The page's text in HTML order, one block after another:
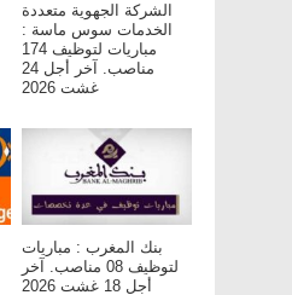
الشركة الجهوية متعددة
الخدمات سوس ماسة :
مباريات لتوظيف 174
مناصب. آخر أجل 24
غشت 2026
بنك المغرب : مباريات
لتوظيف 08 مناصب. آخر
أجل 18 غشت 2026